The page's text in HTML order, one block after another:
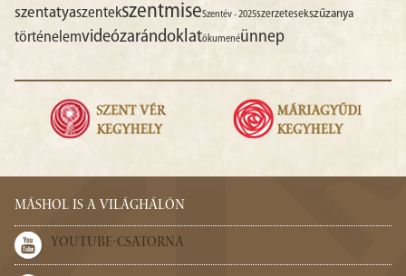
szentatyaszentekszentmiseSzentév - 2025szerzetesekszűzanya
történelemvideózarándoklatökumenéünnep
MÁSHOL IS A VILÁGHÁLÓN
YOUTUBE-CSATORNA